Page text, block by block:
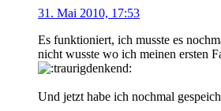
31. Mai 2010, 17:53
Es funktioniert, ich musste es
nicht wusste wo ich meinen ersten
Und jetzt habe ich nochmal